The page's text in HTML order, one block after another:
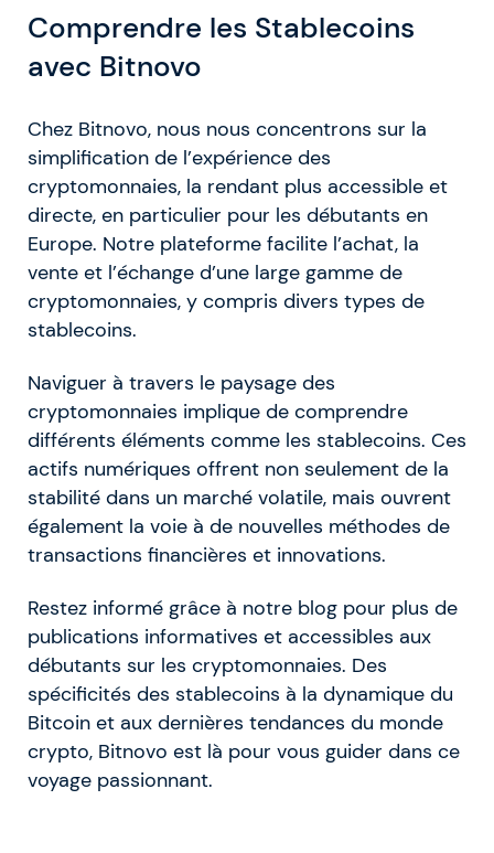
Comprendre les Stablecoins
avec Bitnovo
Chez Bitnovo, nous nous concentrons sur la
simplification de l’expérience des
cryptomonnaies, la rendant plus accessible et
directe, en particulier pour les débutants en
Europe. Notre plateforme facilite l’achat, la
vente et l’échange d’une large gamme de
cryptomonnaies, y compris divers types de
stablecoins.
Naviguer à travers le paysage des
cryptomonnaies implique de comprendre
différents éléments comme les stablecoins. Ces
actifs numériques offrent non seulement de la
stabilité dans un marché volatile, mais ouvrent
également la voie à de nouvelles méthodes de
transactions financières et innovations.
Restez informé grâce à notre blog pour plus de
publications informatives et accessibles aux
débutants sur les cryptomonnaies. Des
spécificités des stablecoins à la dynamique du
Bitcoin et aux dernières tendances du monde
crypto, Bitnovo est là pour vous guider dans ce
voyage passionnant.